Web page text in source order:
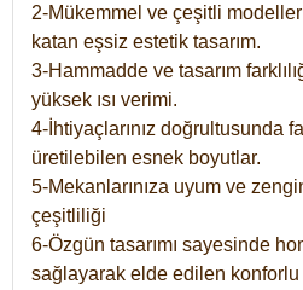
2-Mükemmel ve çeşitli
katan eşsiz estetik tasarım.
3-Hammadde ve tasarım
yüksek ısı verimi.
4-İhtiyaçlarınız doğrultusunda
üretilebilen esnek boyutlar.
5-Mekanlarınıza uyum ve
çeşitliliği
6-Özgün tasarımı sayesinde
sağlayarak elde edilen konforlu